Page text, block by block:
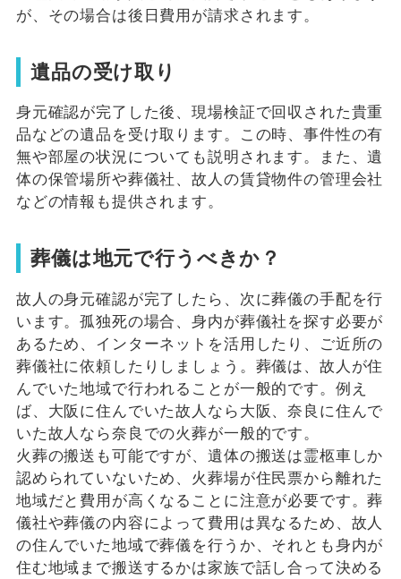
が、その場合は後日費用が請求されます。
遺品の受け取り
身元確認が完了した後、現場検証で回収された貴重
品などの遺品を受け取ります。この時、事件性の有
無や部屋の状況についても説明されます。また、遺
体の保管場所や葬儀社、故人の賃貸物件の管理会社
などの情報も提供されます。
葬儀は地元で行うべきか？
故人の身元確認が完了したら、次に葬儀の手配を行
います。孤独死の場合、身内が葬儀社を探す必要が
あるため、インターネットを活用したり、ご近所の
葬儀社に依頼したりしましょう。葬儀は、故人が住
んでいた地域で行われることが一般的です。例え
ば、大阪に住んでいた故人なら大阪、奈良に住んで
いた故人なら奈良での火葬が一般的です。
火葬の搬送も可能ですが、遺体の搬送は霊柩車しか
認められていないため、火葬場が住民票から離れた
地域だと費用が高くなることに注意が必要です。葬
儀社や葬儀の内容によって費用は異なるため、故人
の住んでいた地域で葬儀を行うか、それとも身内が
住む地域まで搬送するかは家族で話し合って決める